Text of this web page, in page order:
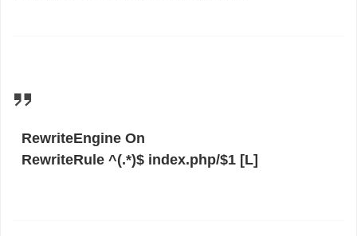
RewriteEngine On
RewriteRule ^(.*)$ index.php/$1 [L]